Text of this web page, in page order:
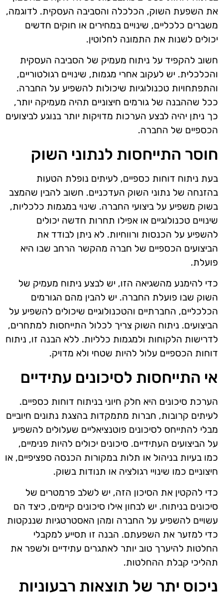
את השפעת השוק, הכלכלה והסביבה העסקית. לדוגמה,
משברים כלכליים, שינויים במחירים או חוקים חדשים
יכולים לשנות את התמונה לחלוטין.
חשוב להקפיד על ניתוח מעמיק של הסביבה העסקית
והכלכלית. יש לעקוב אחרי מגמות, שינויים רגולטוריים,
והתפתחויות טכנולוגיות שיכולות להשפיע על החברה.
ככל שההבנה של גורמים חיצוניים תהיה מעמיקה יותר,
כך ניתן יהיה לבצע הערכות מדויקות יותר בנוגע לביצועים
הכספיים של החברה.
חוסר התייחסות לנתוני השוק
בעת ניתוח דוחות כספיים, לעיתים נופלת הטעות
בהזנחה של נתוני השוק העדכניים. חשוב להבין שהמצב
בשוק משפיע על ביצועי החברה. שינוי במגמות כלכליות,
שינויים טכנולוגיים או אפילו תחרות חדשה יכולים
להשפיע על הכנסות ורווחיות. לא ניתן לבודד את
הביצועים הכספיים של חברה מהקשר הרחב שבו היא
פועלת.
כדי להימנע מהשגיאה הזו, יש לבצע ניתוח מעמיק של
השוק שבו פועלת החברה. יש להבין מהם הגורמים
הכלכליים, החברתיים והטכנולוגיים שיכולים להשפיע על
הביצועים. ניתוח השוק צריך לכלול התייחסות למתחרים,
לדרישות הלקוחות ולמגמות כלליות. ללא הבנה זו, ניתוח
דוחות הכספיים עלול להיות שטחי ולא מדויק.
אי התייחסות לסיכונים עתידיים
הערכת סיכונים היא חלק חיוני בניתוח דוחות כספיים.
לעיתים קרובות, חברות מתמקדות בהצגת נתונים חיוביים
מבלי להתייחס לסיכונים פוטנציאליים שעלולים להשפיע
על הביצועים העתידיים. סיכונים יכולים להיות פנימיים,
כמו בעיות בניהול או תלות במקורות הכנסה ספציפיים, או
חיצוניים כמו שינויי רגולציה או תנודות בשוק.
כדי להקטין את הסיכון הזה, יש לשלב פרמטרים של
סיכונים בניתוח. יש לבחון אילו סיכונים קיימים, כיצד הם
עשויים להשפיע על החברה ומהן האסטרטגיות שננקטות
כדי למזער את השפעתם. הבנה זו תסייע למקבלי
החלטות להיערך טוב יותר לאתגרים עתידיים ולשפר את
תהליכי קבלת ההחלטות.
ניכוס יתר של תוצאות רבעוניות